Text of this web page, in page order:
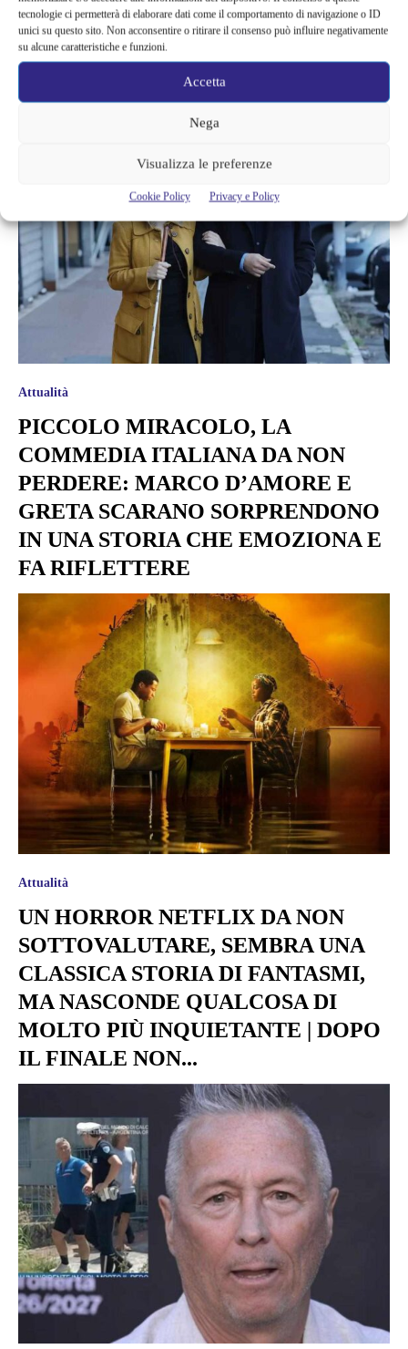
tecnologie ci permetterà di elaborare dati come il comportamento di navigazione o ID
unici su questo sito. Non acconsentire o ritirare il consenso può influire negativamente
su alcune caratteristiche e funzioni.
Accetta
Nega
Visualizza le preferenze
Cookie Policy Privacy e Policy
AMBULANZA: LE PRIME
INFORMAZIONI DALL’OSPEDALE |
CRESCE LA PAURA
Attualità
PICCOLO MIRACOLO, LA
COMMEDIA ITALIANA DA NON
PERDERE: MARCO D’AMORE E
GRETA SCARANO SORPRENDONO
IN UNA STORIA CHE EMOZIONA E
FA RIFLETTERE
Attualità
UN HORROR NETFLIX DA NON
SOTTOVALUTARE, SEMBRA UNA
CLASSICA STORIA DI FANTASMI,
MA NASCONDE QUALCOSA DI
MOLTO PIÙ INQUIETANTE | DOPO
IL FINALE NON...